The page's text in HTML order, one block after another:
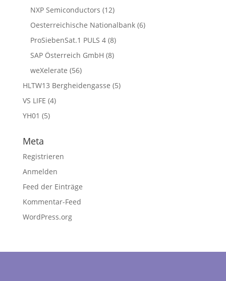
NXP Semiconductors (12)
Oesterreichische Nationalbank(6)
ProSiebenSat.1 PULS 4(8)
SAP Österreich GmbH (8)
weXelerate (56)
HLTW13 Bergheidengasse (5)
VS LIFE (4)
YH01 (5)
Meta
Registrieren
Anmelden
Feed der Einträge
Kommentar-Feed
WordPress.org